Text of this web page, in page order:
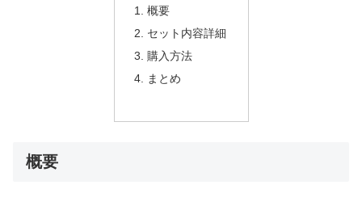
概要
セット内容詳細
購入方法
まとめ
概要